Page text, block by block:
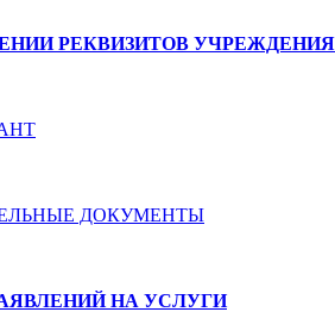
РЕКВИЗИТОВ УЧРЕЖДЕНИЯ
ДОКУМЕНТЫ
НА УСЛУГИ